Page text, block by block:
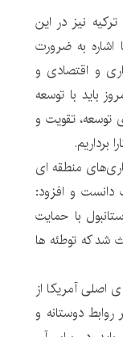
نیز در این
اشاره به ضرورت
و اقتصادی و
باید با توسعه
توسعه، تقویت و
برداریم.
منطقه ای
دانست و افزود:
با حمایت
شد که توطئه ها
اصلی آمریکا از
روابط دوستانه و